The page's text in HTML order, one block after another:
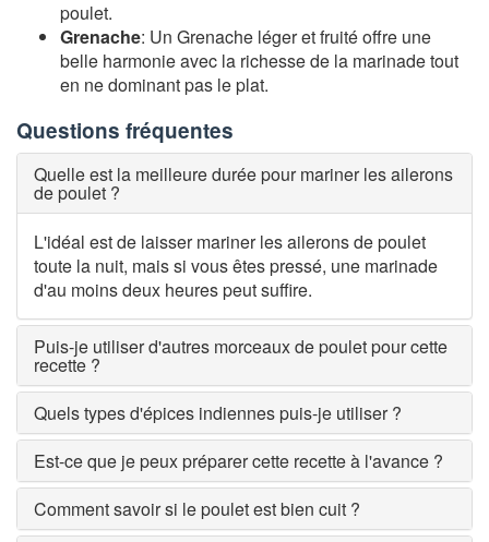
poulet.
Grenache: Un Grenache léger et fruité offre une
belle harmonie avec la richesse de la marinade tout
en ne dominant pas le plat.
Questions fréquentes
Quelle est la meilleure durée pour mariner les ailerons
de poulet ?
L'idéal est de laisser mariner les ailerons de poulet
toute la nuit, mais si vous êtes pressé, une marinade
d'au moins deux heures peut suffire.
Puis-je utiliser d'autres morceaux de poulet pour cette
recette ?
Quels types d'épices indiennes puis-je utiliser ?
Est-ce que je peux préparer cette recette à l'avance ?
Comment savoir si le poulet est bien cuit ?